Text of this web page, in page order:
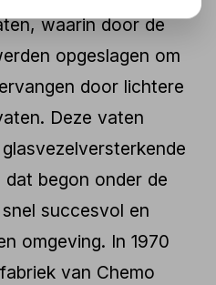
waarin door de
opgeslagen om
door lichtere
Deze vaten
begon onder de
succesvol en
omgeving. In 1970
van Chemo